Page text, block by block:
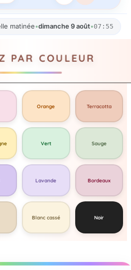
matinée•dimanche 9 août•07:55
PAR COULEUR
Orange Terracotta
Vert Sauge
Lavande Bordeaux
Blanc cassé Noir